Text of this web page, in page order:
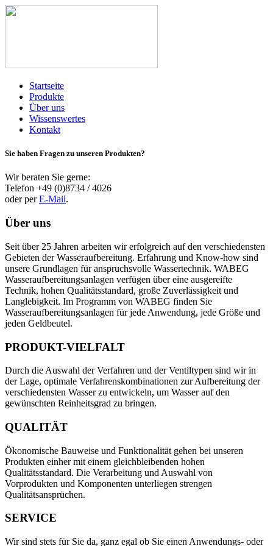
Startseite
Produkte
Über uns
Wissenswertes
Kontakt
Sie haben Fragen zu unseren Produkten?
Wir beraten Sie gerne:
Telefon +49 (0)8734 / 4026
oder perE-Mail.
Über uns
Seit über 25 Jahren arbeiten wir erfolgreich auf den verschiedensten
Gebieten der Wasseraufbereitung. Erfahrung und Know-how sind
unsere Grundlagen für anspruchsvolle Wassertechnik. WABEG
Wasseraufbereitungsanlagen verfügen über eine ausgereifte
Technik, hohen Qualitätsstandard, große Zuverlässigkeit und
Langlebigkeit. Im Programm von WABEG finden Sie
Wasseraufbereitungsanlagen für jede Anwendung, jede Größe und
jeden Geldbeutel.
PRODUKT-VIELFALT
Durch die Auswahl der Verfahren und der Ventiltypen sind wir in
der Lage, optimale Verfahrenskombinationen zur Aufbereitung der
verschiedensten Wasser zu entwickeln, um Wasser auf den
gewünschten Reinheitsgrad zu bringen.
QUALITÄT
Ökonomische Bauweise und Funktionalität gehen bei unseren
Produkten einher mit einem gleichbleibenden hohen
Qualitätsstandard. Die Verarbeitung und Auswahl von
Vorprodukten und Komponenten unterliegen strengen
Qualitätsansprüchen.
SERVICE
Wir sind stets für Sie da, ganz egal ob Sie einen Anwendungs- oder